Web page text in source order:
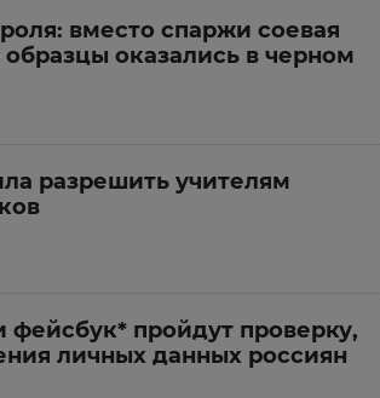
вместо спаржи соевая
оказались в черном
разрешить учителям
пройдут проверку,
личных данных россиян